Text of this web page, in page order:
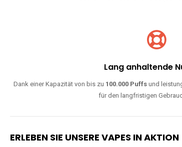
Lang anhaltende
Dank einer Kapazität von bis zu 100.000 Puffs und
für den langfristigen
ERLEBEN SIE UNSERE VAPES IN AKTION